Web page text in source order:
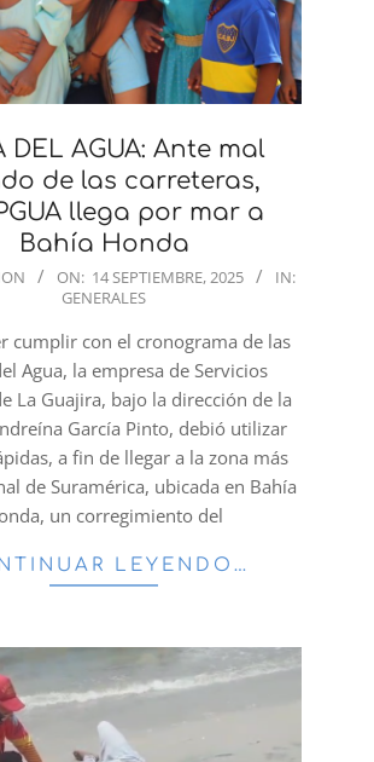
DEL AGUA: Ante mal
de las carreteras,
llega por mar a
Bahía Honda
ON: 14 SEPTIEMBRE, 2025
IN:
GENERALES
cumplir con el cronograma de las
Agua, la empresa de Servicios
La Guajira, bajo la dirección de la
García Pinto, debió utilizar
a fin de llegar a la zona más
de Suramérica, ubicada en Bahía
un corregimiento del
LEYENDO…